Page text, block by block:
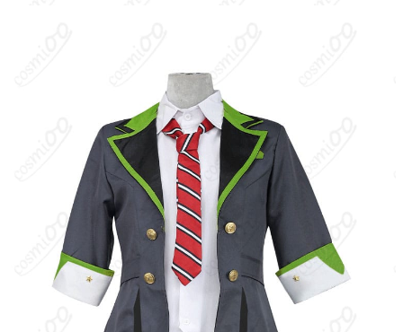
衣装袋に保管
新品未使用
洗濯方法
手洗い推奨、漂白不可
『プロジェクトセカイ カラフルステージ！ feat. 初音ミク』に登
場するLeo/need（レオニード）のベーシスト。宮益坂女子学園の
高校生。無口でぶっきらぼうだが責任感が強く、仲間思い。幼な
じみの星乃一歌・天馬咲希・望月穂波と再びバンドを組み、音楽
を通じて離れていた時間を取り戻していく。姉はアイドルグルー
プ「MORE MORE JUMP！」の日野森雫。
キャラクター設定：クールでストイックな性格。直球な物言いで
誤解されやすいが、内面は優しく献身的。バンド活動に強い情熱